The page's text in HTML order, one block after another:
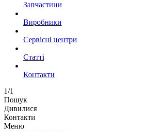
Запчастини
Виробники
Сервісні центри
Статті
Контакти
1/1
Пошук
Дивилися
Контакти
Меню